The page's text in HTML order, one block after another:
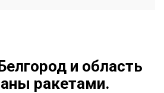
и область
ракетами.